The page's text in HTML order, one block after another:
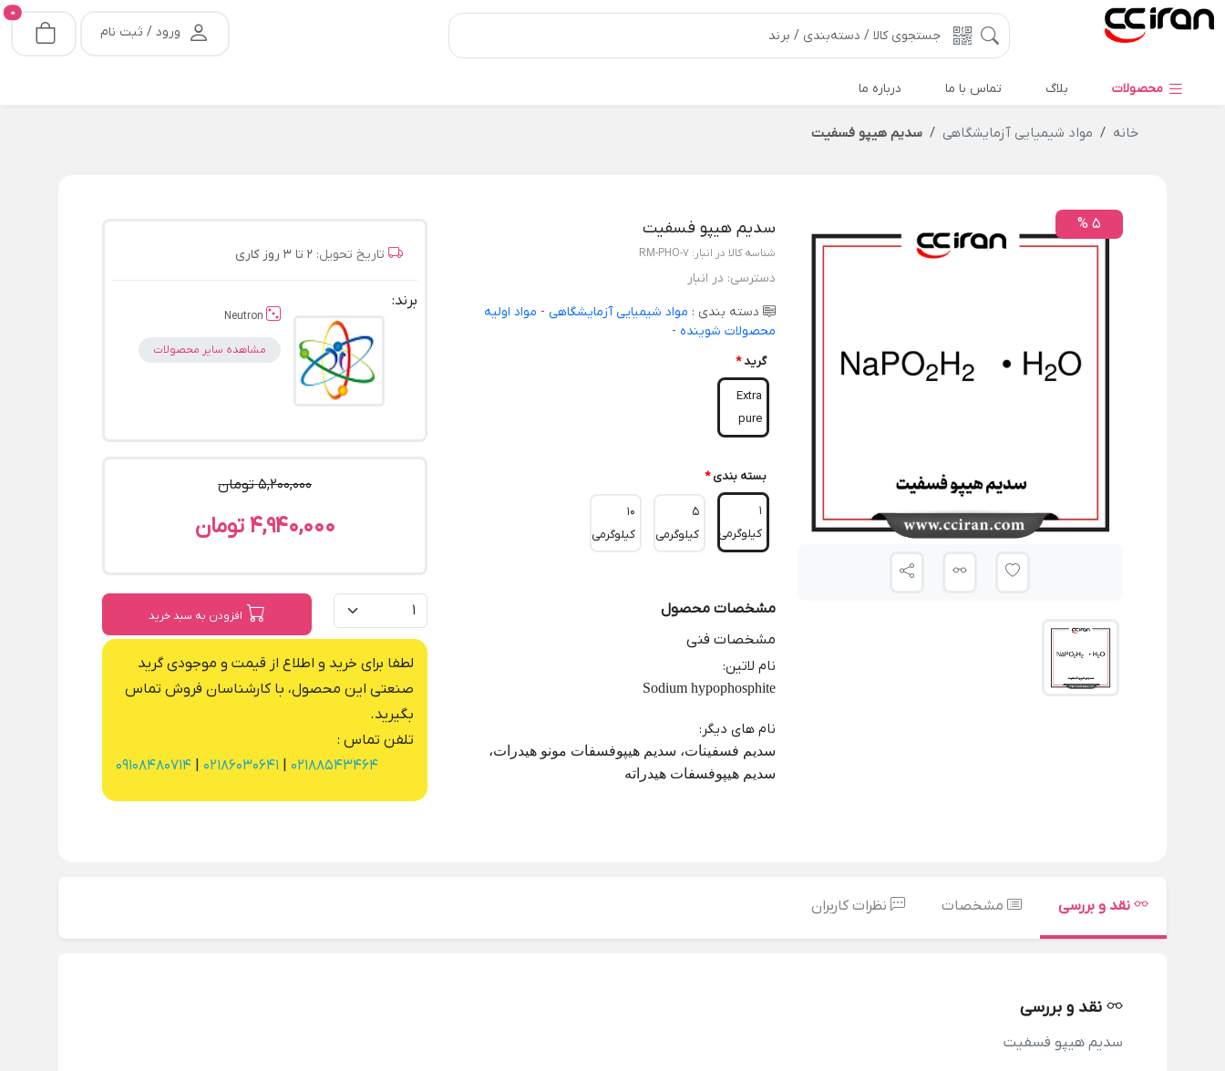
ورود / ثبت نام
0
محصولات بلاگ تماس با ما درباره ما
خانه مواد شیمیایی آزمایشگاهی سدیم هیپو فسفیت
5 % سدیم هیپو فسفیت
شناسه کالا در انبار: RM-PHO-7
دسترسی: در انبار
دسته بندی : مواد شیمیایی آزمایشگاهی - مواد اولیه
محصولات شوینده -
گرید*
Extra
pure
بسته بندی *
1
کیلوگرمی
5
کیلوگرمی
10
کیلوگرمی
مشخصات محصول
مشخصات فنی
نام لاتین:
Sodium hypophosphite
نام های دیگر :
سدیم فسفینات، سدیم هیپوفسفات مونو هیدرات،
سدیم هیپوفسفات هیدراته
تاریخ تحویل: 2 تا 3 روز کاری
برند:
Neutron
مشاهده سایر محصولات
5,200,000 تومان
4,940,000 تومان
افزودن به سبد خرید
لطفا برای خرید و اطلاع از قیمت و موجودی گرید
صنعتی این محصول، با کارشناسان فروش تماس
بگیرید.
تلفن تماس :
02188543464
02186030641
09108480714
نقد و بررسی مشخصات نظرات کاربران
نقد و بررسی
سدیم هیپو فسفیت